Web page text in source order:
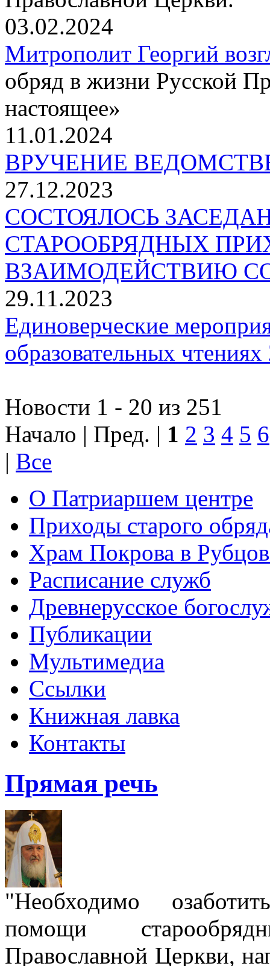
03.02.2024
Митрополит Георгий
обряд в жизни Русской
настоящее»
11.01.2024
ВРУЧЕНИЕ
27.12.2023
СОСТОЯЛОСЬ
СТАРООБРЯДНЫХ
ВЗАИМОДЕЙСТВИЮ
29.11.2023
Единоверческие
образовательных чтениях
Новости 1 - 20 из 251
Начало | Пред. | 1 2 3 4 5 6
| Все
О Патриаршем центре
Приходы старого
Храм Покрова в
Расписание служб
Древнерусское
Публикации
Мультимедиа
Ссылки
Книжная лавка
Контакты
Прямая речь
"Необходимо
помощи
Православной Церкви,